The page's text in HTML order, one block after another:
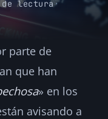
de lectura·
parte de
que han
» en los
avisando a